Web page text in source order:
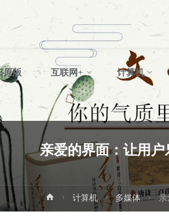
原版 互联网+ 计算机
亲爱的界面：让用户
首
页
计算机 多媒体 亲